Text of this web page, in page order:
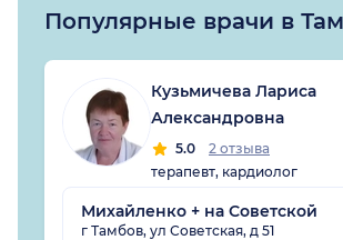
Популярные врачи в
Кузьмичева Лариса
Александровна
5.0
2 отзыва
терапевт, кардиолог
Михайленко + на Советской
г Тамбов, ул Советская, д 51